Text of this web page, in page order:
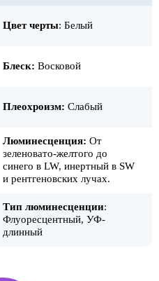
Цвет черты: Белый
Блеск: Восковой
Плеохроизм: Слабый
Люминесценция: От
зеленовато-желтого до
синего в LW, инертный в SW
и рентгеновских лучах.
Тип люминесценции:
Флуоресцентный, УФ-
длинный